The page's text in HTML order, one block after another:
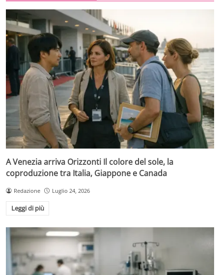
A Venezia arriva Orizzonti Il colore del sole, la
coproduzione tra Italia, Giappone e Canada
Redazione Luglio 24, 2026
Leggi di più